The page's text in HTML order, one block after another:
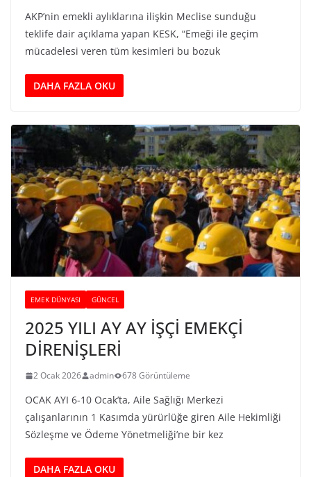
AKP’nin emekli aylıklarına ilişkin Meclise sunduğu
teklife dair açıklama yapan KESK, “Emeği ile geçim
mücadelesi veren tüm kesimleri bu bozuk
DAHA FAZLA OKU
EMEK DÜNYASI GÜNCEL
2025 YILI AY AY İŞÇİ EMEKÇİ
DİRENİŞLERİ
2 Ocak 2026 admin 678 Görüntüleme
OCAK AYI 6-10 Ocak’ta, Aile Sağlığı Merkezi
çalışanlarının 1 Kasımda yürürlüğe giren Aile Hekimliği
Sözleşme ve Ödeme Yönetmeliği’ne bir kez
DAHA FAZLA OKU